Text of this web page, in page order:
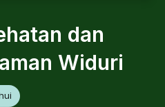
dan
Widuri